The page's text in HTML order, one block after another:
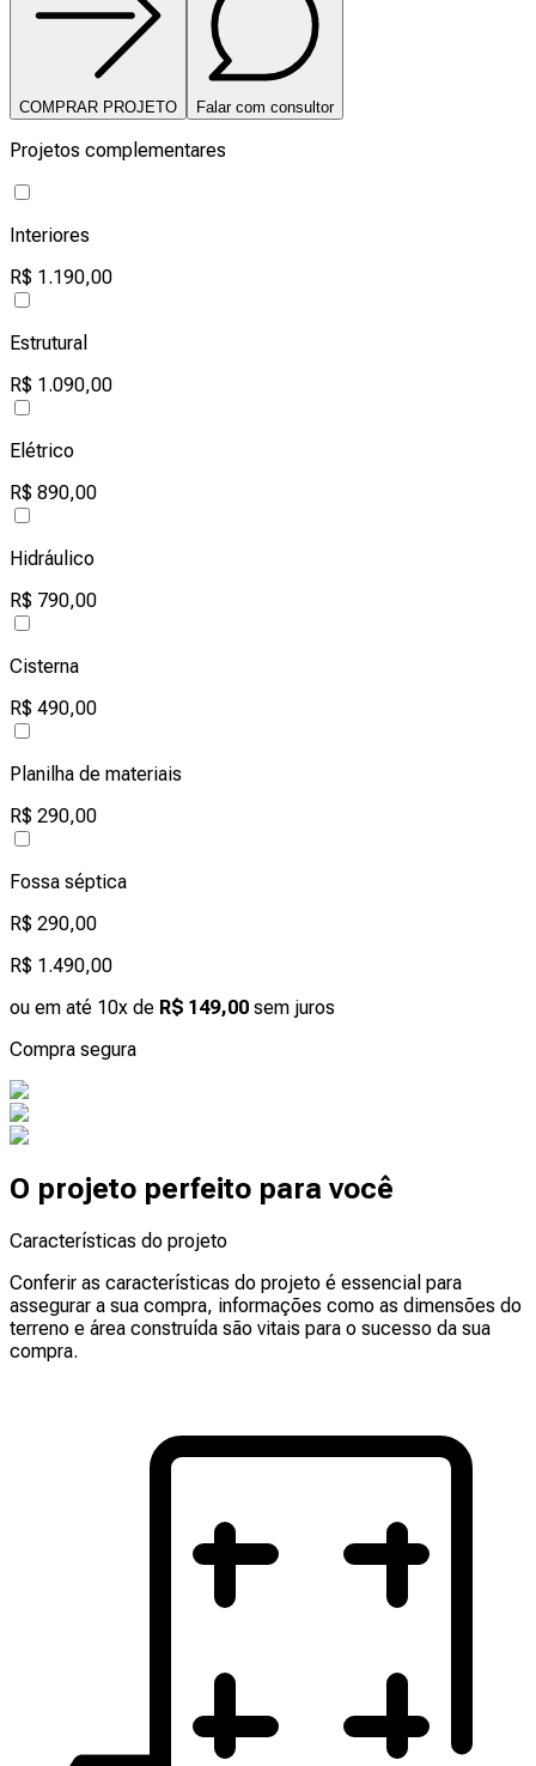
COMPRAR PROJETO Falar com consultor
Projetos complementares
Interiores
R$ 1.190,00
Estrutural
R$ 1.090,00
Elétrico
R$ 890,00
Hidráulico
R$ 790,00
Cisterna
R$ 490,00
Planilha de materiais
R$ 290,00
Fossa séptica
R$ 290,00
R$ 1.490,00
ou em até 10x de R$ 149,00 sem juros
Compra segura
O projeto perfeito para você
Características do projeto
Conferir as características do projeto é essencial para
assegurar a sua compra, informações como as dimensões do
terreno e área construída são vitais para o sucesso da sua
compra.